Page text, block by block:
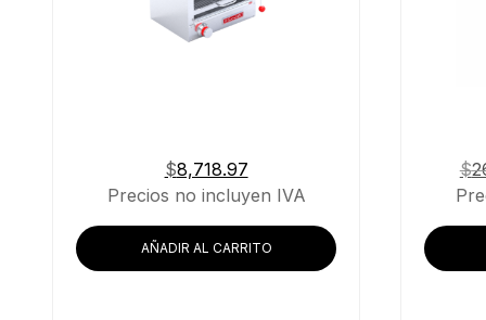
$8,718.97
Precios no incluyen IVA
AÑADIR AL CARRITO
$